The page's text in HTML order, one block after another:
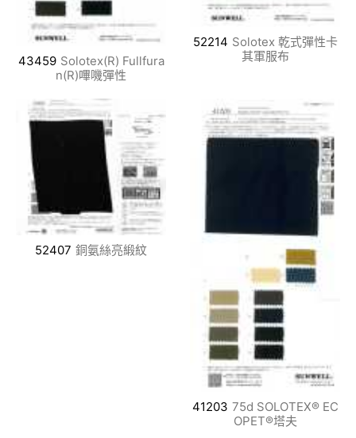
43459 Solotex(R) Fullfura
n(R)嗶嘰彈性
52214 Solotex 乾式彈性卡
其軍服布
52407 銅氨絲亮緞紋
41203 75d SOLOTEX® EC
OPET®塔夫